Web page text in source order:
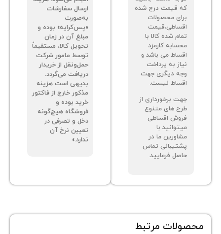
قیمت درج شده
شده کالا با
می باشد و
به پرداخت
دیگری جهت
برخورداری از
های متنوع
تماس
ارسال سفارشات
«پس‌کرایه» بوده و
مبلغ آن در زمان
تحویل کالا، مستقیماً
توسط مامور شرکت
حمل‌ونقل از خریدار
دریافت می‌گردد.
بدیهی است هزینه
مذکور خارج از فاکتور
فروشگاه هیچ‌گونه
دخل و تصرفی در
مرتبط